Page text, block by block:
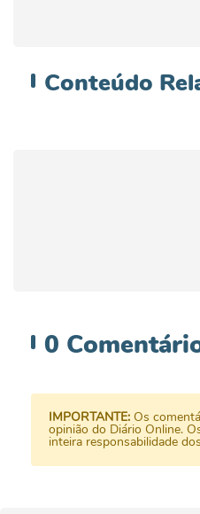
Conteúdo
0
IMPORTANTE: Os
opinião do Diário Online.
inteira responsabilidade